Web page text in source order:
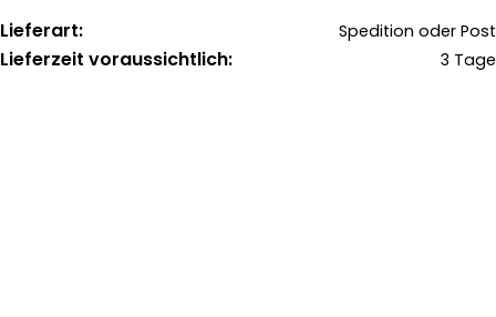
Lieferart: Spedition oder Post
Lieferzeit voraussichtlich: 3 Tage